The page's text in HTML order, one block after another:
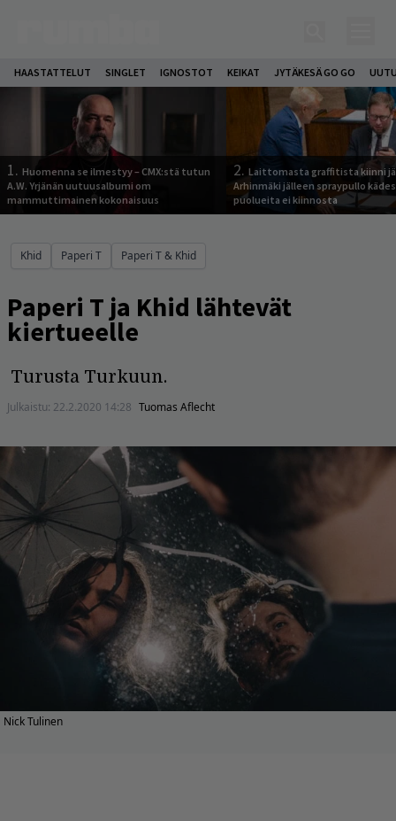
HAASTATTELUT SINGLET IGNOSTOT KEIKAT JYTÄKESÄ GO GO
1. Huomenna se ilmestyy – CMX:stä tutun
A.W. Yrjänän uutuusalbumi om
mammuttimainen kokonaisuus
2. Laittomasta graffitista kiinni
Arhinmäki jälleen spraypullo
puolueita ei kiinnosta
Khid Paperi T Paperi T & Khid
Paperi T ja Khid lähtevät
kiertueelle
Turusta Turkuun.
Julkaistu: 22.2.2020 14:28 Tuomas Aflecht
Nick Tulinen